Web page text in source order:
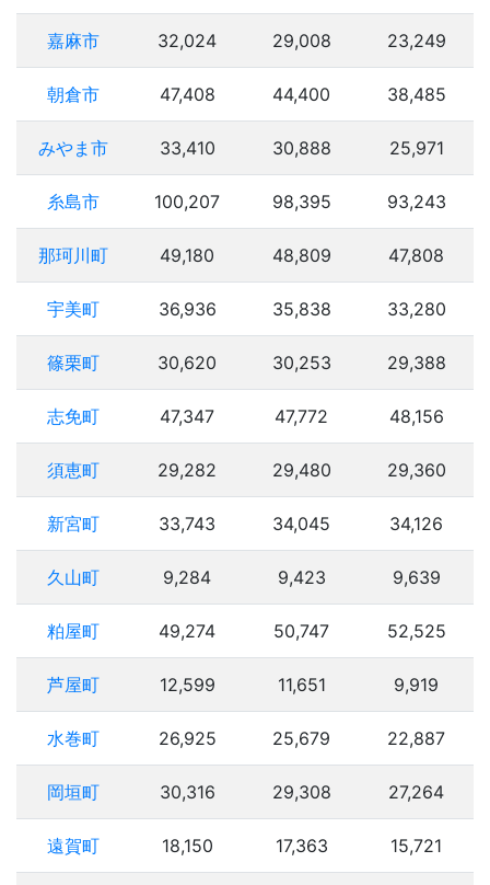
嘉麻市 32,024 29,008 23,249
朝倉市 47,408 44,400 38,485
みやま市 33,410 30,888 25,971
糸島市 100,207 98,395 93,243
那珂川町 49,180 48,809 47,808
宇美町 36,936 35,838 33,280
篠栗町 30,620 30,253 29,388
志免町 47,347 47,772 48,156
須恵町 29,282 29,480 29,360
新宮町 33,743 34,045 34,126
久山町 9,284 9,423 9,639
粕屋町 49,274 50,747 52,525
芦屋町 12,599 11,651 9,919
水巻町 26,925 25,679 22,887
岡垣町 30,316 29,308 27,264
遠賀町 18,150 17,363 15,721